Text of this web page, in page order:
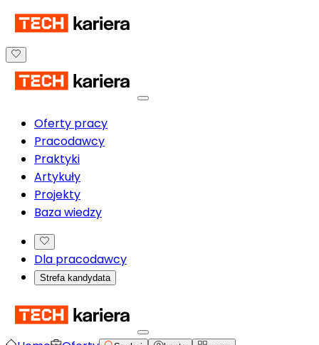
Oferty pracy
Pracodawcy
Praktyki
Artykuły
Projekty
Baza wiedzy
Dla pracodawcy
Strefa kandydata